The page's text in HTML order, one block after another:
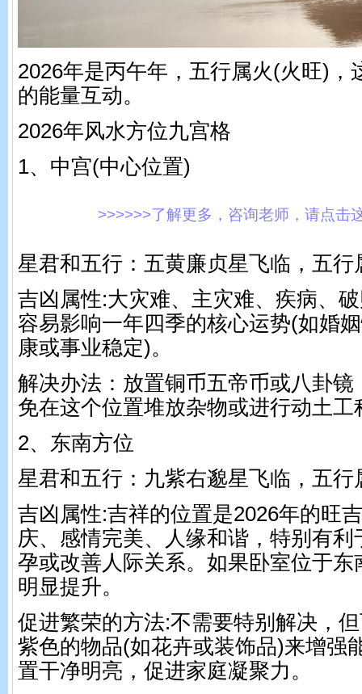
2026年是丙午年，五行属火(火旺)，
的能量互动。
2026年风水方位九宫格
1、中宫(中心位置)
>>>>>>了解更多，咨询老师，请点击
星君和五行：五黄廉贞星飞临，五行
吉凶属性:大灾难、主灾难、疾病、
容易影响一年四季的核心运势(如婚
康或事业稳定)。
解决办法：放置铜币五帝币或八卦镜
免在这个位置堆放杂物或进行动土工
2、东南方位
星君和五行：九紫右邈星飞临，五行
吉凶属性:吉祥的位置是2026年的旺
庆、感情完美、人缘和谐，特别有
孕或改善人际关系。如果卧室位于东
明显提升。
促进繁荣的方法:不需要特别解决，
紫色的物品(如花卉或装饰品)来增强
置干净明亮，促进家庭凝聚力。